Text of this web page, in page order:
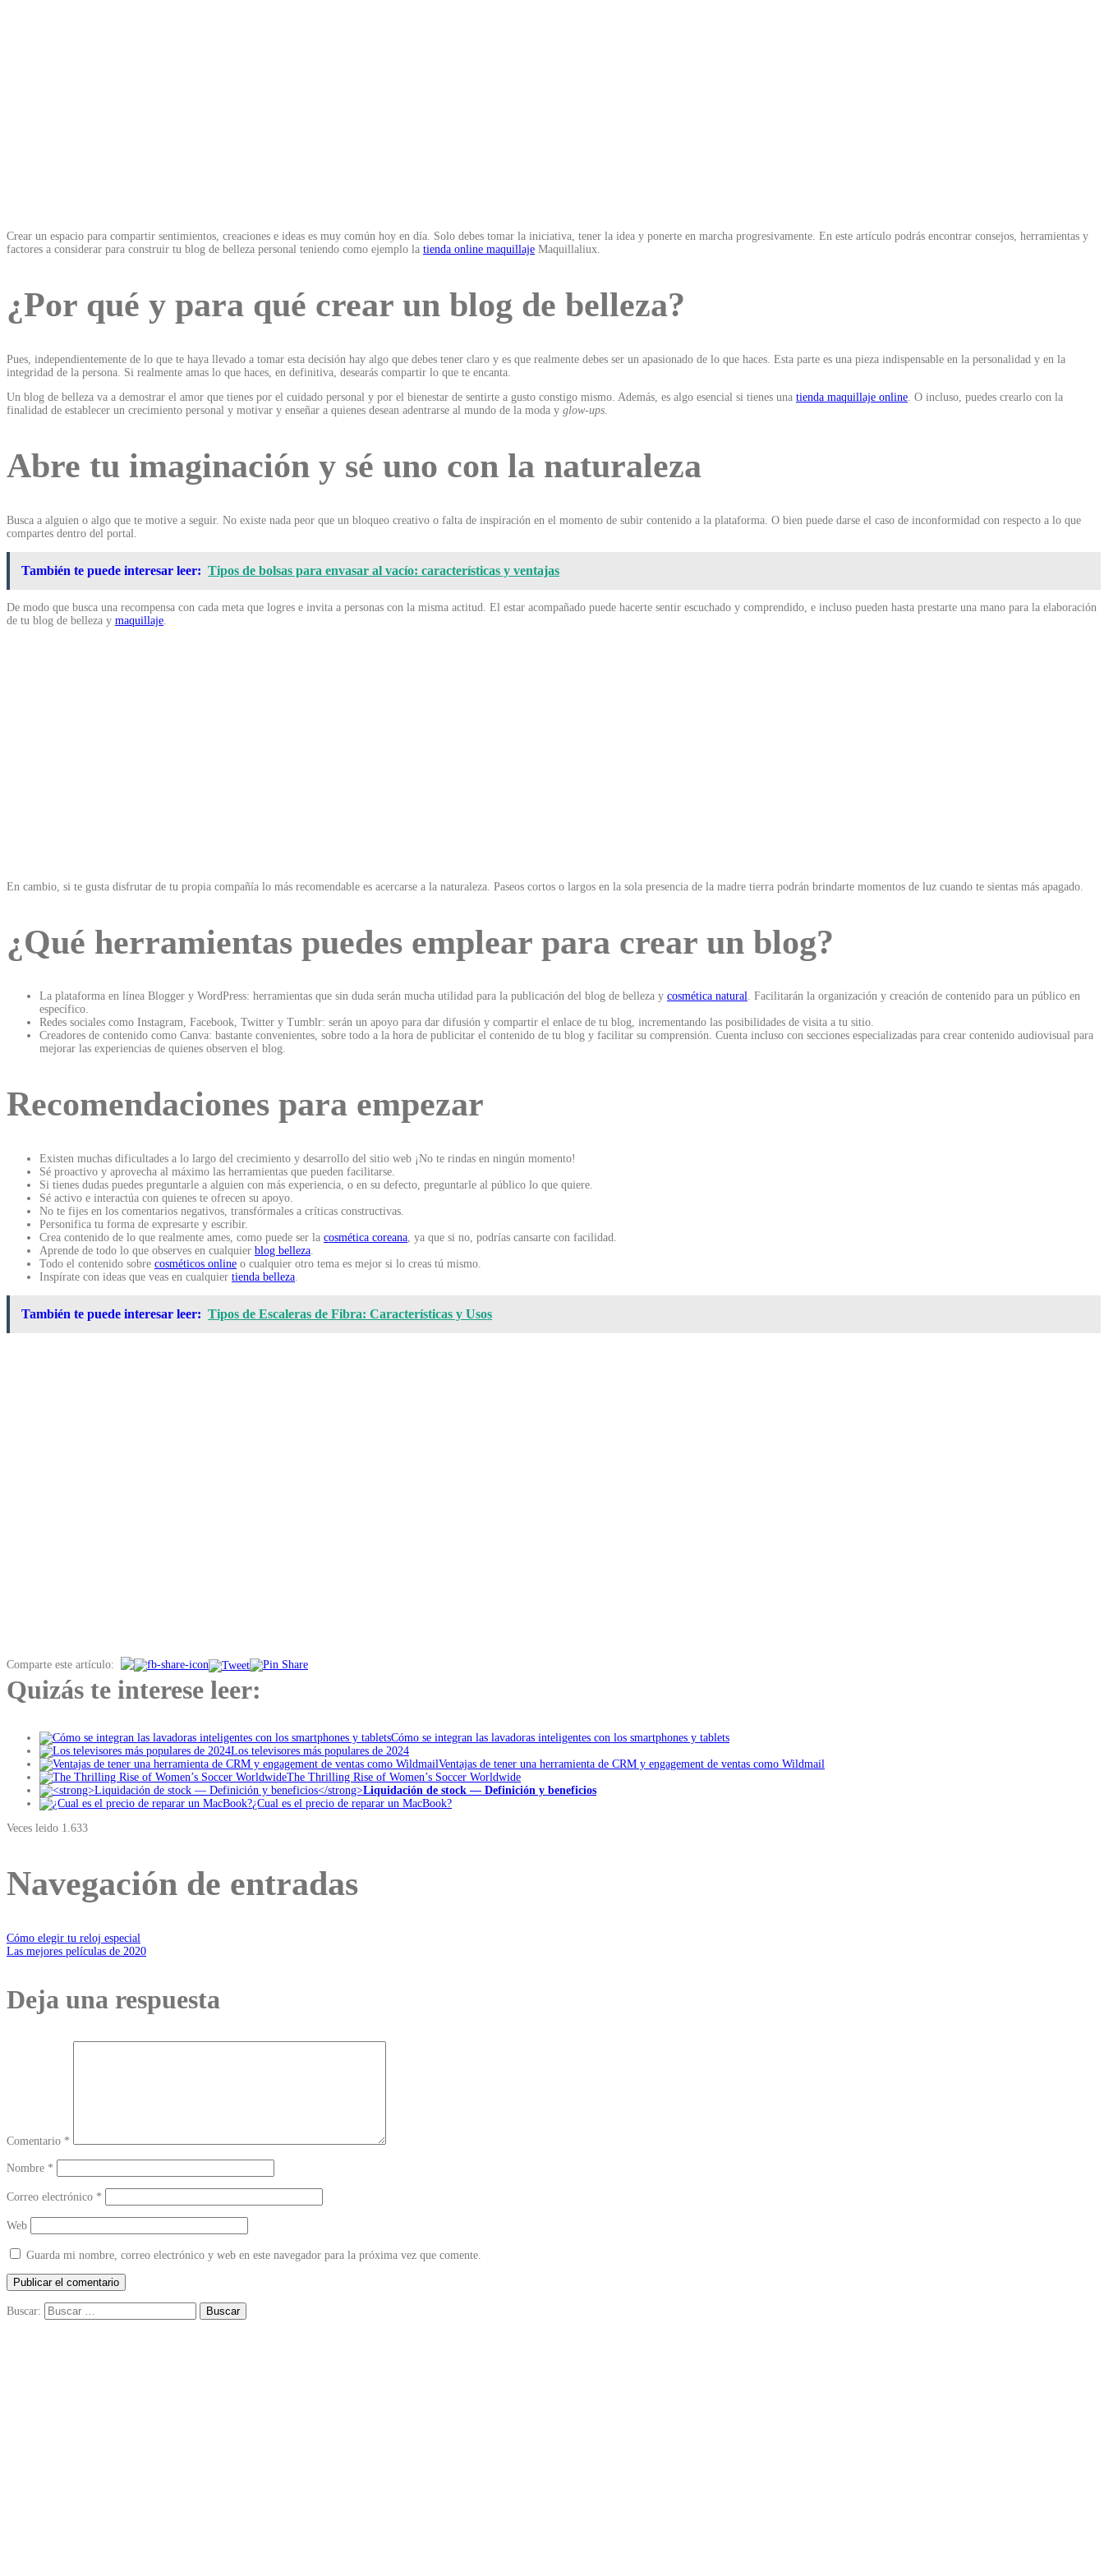
Crear un espacio para compartir sentimientos, creaciones e ideas es muy común hoy en día. Solo debes tomar la iniciativa, tener la idea y ponerte en marcha progresivamente. En este artículo podrás encontrar consejos, herramientas y
factores a considerar para construir tu blog de belleza personal teniendo como ejemplo la tienda online maquillaje Maquillaliux.
¿Por qué y para qué crear un blog de belleza?
Pues, independientemente de lo que te haya llevado a tomar esta decisión hay algo que debes tener claro y es que realmente debes ser un apasionado de lo que haces. Esta parte es una pieza indispensable en la personalidad y en la
integridad de la persona. Si realmente amas lo que haces, en definitiva, desearás compartir lo que te encanta.
Un blog de belleza va a demostrar el amor que tienes por el cuidado personal y por el bienestar de sentirte a gusto constigo mismo. Además, es algo esencial si tienes una tienda maquillaje online. O incluso, puedes crearlo con la
finalidad de establecer un crecimiento personal y motivar y enseñar a quienes desean adentrarse al mundo de la moda y glow-ups.
Abre tu imaginación y sé uno con la naturaleza
Busca a alguien o algo que te motive a seguir. No existe nada peor que un bloqueo creativo o falta de inspiración en el momento de subir contenido a la plataforma. O bien puede darse el caso de inconformidad con respecto a lo que
compartes dentro del portal.
También te puede interesar leer: Tipos de bolsas para envasar al vacío: características y ventajas
De modo que busca una recompensa con cada meta que logres e invita a personas con la misma actitud. El estar acompañado puede hacerte sentir escuchado y comprendido, e incluso pueden hasta prestarte una mano para la elaboración
de tu blog de belleza y maquillaje
En cambio, si te gusta disfrutar de tu propia compañía lo más recomendable es acercarse a la naturaleza. Paseos cortos o largos en la sola presencia de la madre tierra podrán brindarte momentos de luz cuando te sientas más apagado.
¿Qué herramientas puedes emplear para crear un blog?
La plataforma en línea Blogger y WordPress: herramientas que sin duda serán mucha utilidad para la publicación del blog de belleza y cosmética natural. Facilitarán la organización y creación de contenido para un público en
específico.
Redes sociales como Instagram, Facebook, Twitter y Tumblr: serán un apoyo para dar difusión y compartir el enlace de tu blog, incrementando las posibilidades de visita a tu sitio.
Creadores de contenido como Canva: bastante convenientes, sobre todo a la hora de publicitar el contenido de tu blog y facilitar su comprensión. Cuenta incluso con secciones especializadas para crear contenido audiovisual para
mejorar las experiencias de quienes observen el blog.
Recomendaciones para empezar
Existen muchas dificultades a lo largo del crecimiento y desarrollo del sitio web ¡No te rindas en ningún momento!
Sé proactivo y aprovecha al máximo las herramientas que pueden facilitarse.
Si tienes dudas puedes preguntarle a alguien con más experiencia, o en su defecto, preguntarle al público lo que quiere.
Sé activo e interactúa con quienes te ofrecen su apoyo.
No te fijes en los comentarios negativos, transfórmales a críticas constructivas.
Personifica tu forma de expresarte y escribir.
Crea contenido de lo que realmente ames, como puede ser la cosmética coreana, ya que si no, podrías cansarte con facilidad.
Aprende de todo lo que observes en cualquier blog belleza.
Todo el contenido sobre cosméticos online o cualquier otro tema es mejor si lo creas tú mismo.
Inspírate con ideas que veas en cualquier tienda belleza.
También te puede interesar leer: Tipos de Escaleras de Fibra: Características y Usos
Comparte este artículo:
Quizás te interese leer:
Cómo se integran las lavadoras inteligentes con los smartphones y tablets
Los televisores más populares de 2024
Ventajas de tener una herramienta de CRM y engagement de ventas como Wildmail
The Thrilling Rise of Women’s Soccer Worldwide
Liquidación de stock — Definición y beneficios
¿Cual es el precio de reparar un MacBook?
Veces leido 1.633
Navegación de entradas
Cómo elegir tu reloj especial
Las mejores películas de 2020
Deja una respuesta
Comentario *
Nombre *
Correo electrónico *
Web
Guarda mi nombre, correo electrónico y web en este navegador para la próxima vez que comente.
Buscar: